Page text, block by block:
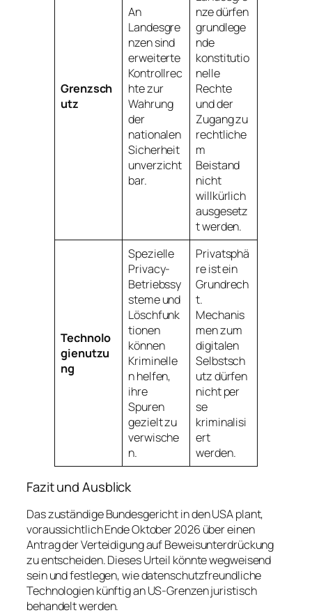
Grenzsch
utz
An
Landesgre
nzen sind
erweiterte
Kontrollrec
hte zur
Wahrung
der
nationalen
Sicherheit
unverzicht
bar.
nze dürfen
grundlege
nde
konstitutio
nelle
Rechte
und der
Zugang zu
rechtliche
m
Beistand
nicht
willkürlich
ausgesetz
t werden.
Technolo
gienutzu
ng
Spezielle
Privacy-
Betriebssy
steme und
Löschfunk
tionen
können
Kriminelle
n helfen,
ihre
Spuren
gezielt zu
verwische
n.
Privatsphä
re ist ein
Grundrech
t.
Mechanis
men zum
digitalen
Selbstsch
utz dürfen
nicht per
se
kriminalisi
ert
werden.
Fazit und Ausblick
Das zuständige Bundesgericht in den USA plant,
voraussichtlich Ende Oktober 2026 über einen
Antrag der Verteidigung auf Beweisunterdrückung
zu entscheiden. Dieses Urteil könnte wegweisend
sein und festlegen, wie datenschutzfreundliche
Technologien künftig an US-Grenzen juristisch
behandelt werden.